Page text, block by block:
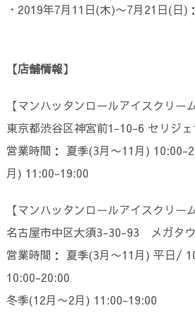
・2019年7月11日(木)〜7月21日(日)
【店舗情報】
【マンハッタンロールアイスクリー
東京都渋谷区神宮前1-10-6 セリジ
営業時間： 夏季(3月〜11月) 10:00-
月) 11:00-19:00
【マンハッタンロールアイスクリー
名古屋市中区大須3-30-93 メガタ
営業時間： 夏季(3月〜11月) 平日/
10:00-20:00
冬季(12月〜2月) 11:00-19:00